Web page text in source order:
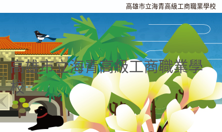
高雄市立海青高級工商職業學校
高雄市立海青高級工商職業學
校